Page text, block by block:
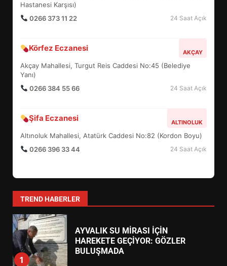
Hastanesi Karşısı)
0266 373 11 22
24 Saat Açık
Körfez Eczanesi AKÇAY
Akçay Mahallesi, Turgut Reis Caddesi No:45 (Belediye
Yanı)
0266 384 55 66
24 Saat Açık
Şifa Eczanesi ALTINOLUK
Altınoluk Mahallesi, Atatürk Caddesi No:82 (Kordon Boyu)
0266 396 33 44
24 Saat Açık
TREND HABERLER
4
5
BALIKESİR MÜZELERİNDE SÜRE
6
TURNUVASI KAYITLARI NEYİ
DEĞİŞTİRİYOR?
7
YENİ YÖNETİM NASIL
1
AYVALIK SU MİRASI İÇİN
HAREKETE GEÇİYOR: GÖZLER
BULUŞMADA